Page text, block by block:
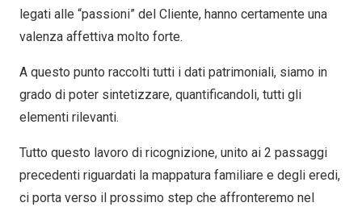
legati alle “passioni” del Cliente, hanno certamente una
valenza affettiva molto forte.
A questo punto raccolti tutti i dati patrimoniali, siamo in
grado di poter sintetizzare, quantificandoli, tutti gli
elementi rilevanti.
Tutto questo lavoro di ricognizione, unito ai 2 passaggi
precedenti riguardati la mappatura familiare e degli eredi,
ci porta verso il prossimo step che affronteremo nel